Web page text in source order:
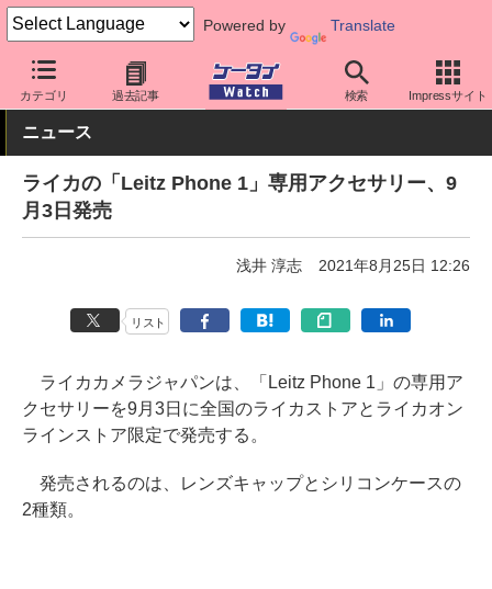
Powered by Translate
カテゴリ 過去記事 検索 Impressサイト
ケータイ Watch 周辺機器/アクセサリー スマホケース
ニュース
ライカの「Leitz Phone 1」専用アクセサリー、9
月3日発売
浅井 淳志 2021年8月25日 12:26
リスト
ライカカメラジャパンは、「Leitz Phone 1」の専用ア
クセサリーを9月3日に全国のライカストアとライカオン
ラインストア限定で発売する。
発売されるのは、レンズキャップとシリコンケースの
2種類。